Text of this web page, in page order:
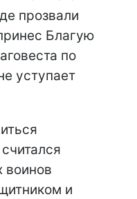
прозвали
Благую
по
уступает
воинов
и